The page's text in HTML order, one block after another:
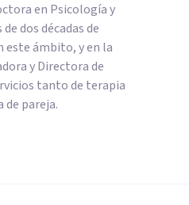
en Psicología y
dos décadas de
ámbito, y en la
y Directora de
tanto de terapia
de pareja.